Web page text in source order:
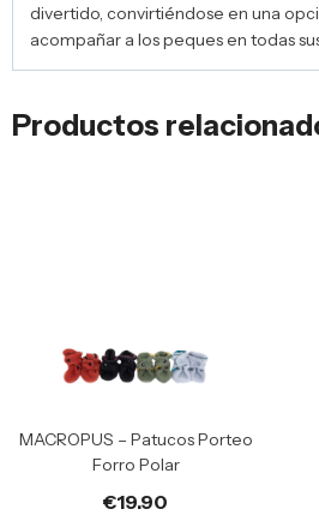
divertido, convirtiéndose en una
acompañar a los peques en todas
Productos
MACROPUS – Patucos Porteo
Forro Polar
€19.90